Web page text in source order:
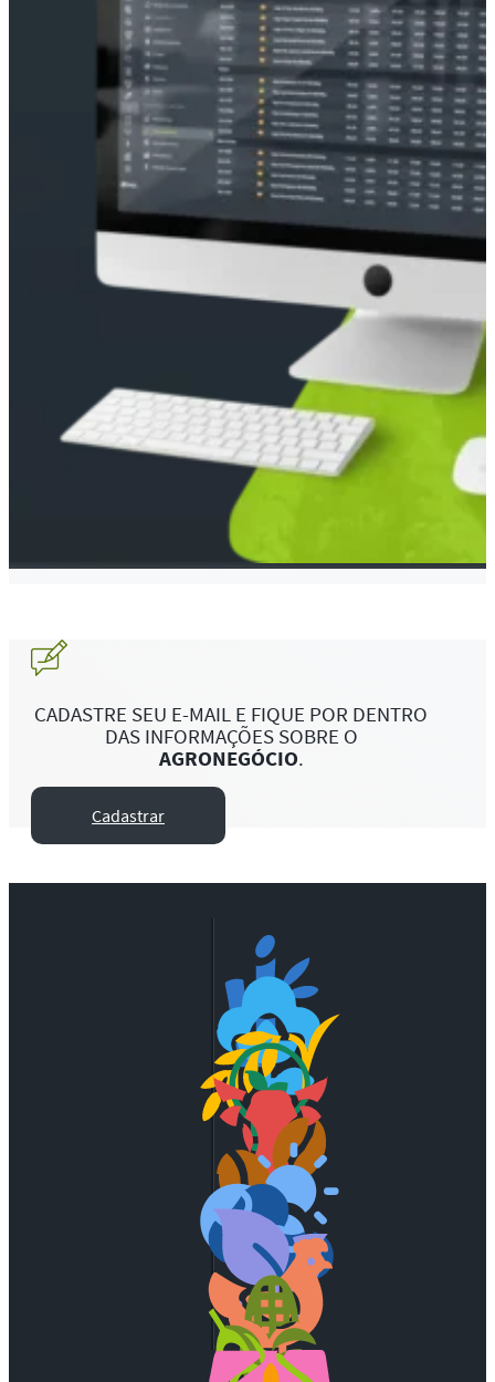
CADASTRE SEU E-MAIL E FIQUE POR DENTRO
DAS INFORMAÇÕES SOBRE O
AGRONEGÓCIO.
Cadastrar